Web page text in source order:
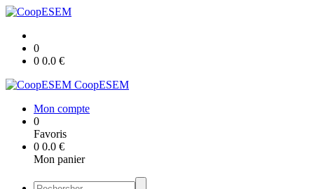
0
0 0.0 €
CoopESEM
Mon compte
0
Favoris
0 0.0 €
Mon panier